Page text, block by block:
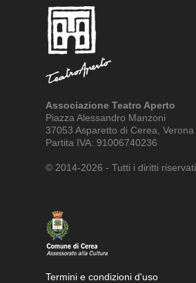
Associazione Teatro Aperto
Piazza Alessandro Manzoni
37053 Asparetto di Cerea, Verona
Partita IVA: 91006740236
© 2014-2026 - Tutti i diritti riservati.
Termini e condizioni d'uso